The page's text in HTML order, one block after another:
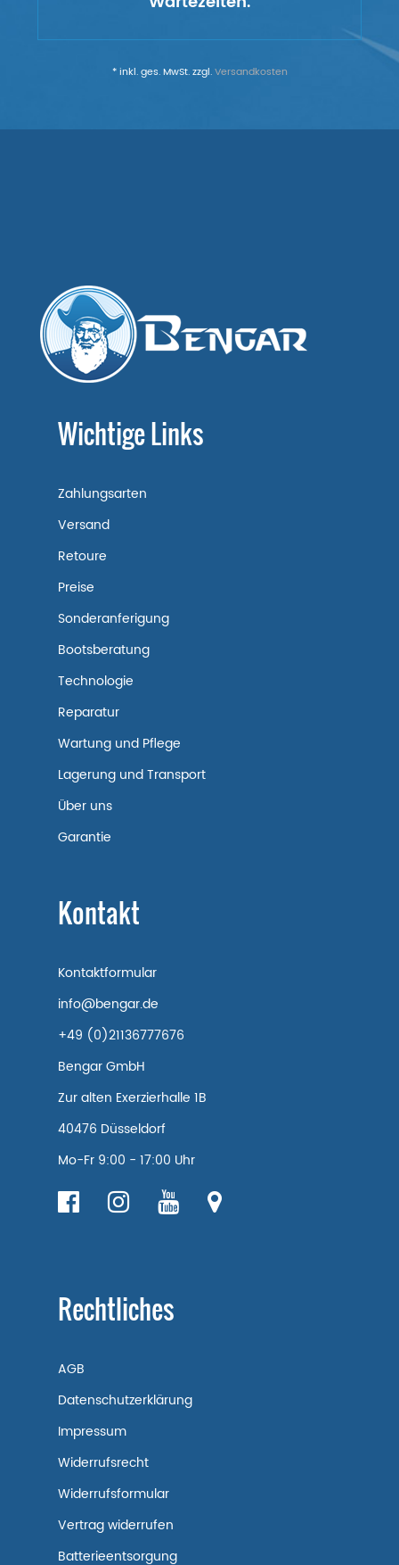
* inkl. ges. MwSt. zzgl.Versandkosten
Wichtige Links
Zahlungsarten
Versand
Retoure
Preise
Sonderanferigung
Bootsberatung
Technologie
Reparatur
Wartung und Pflege
Lagerung und Transport
Über uns
Garantie
Kontakt
Kontaktformular
info@bengar.de
+49 (0)21136777676
Bengar GmbH
Zur alten Exerzierhalle 1B
40476 Düsseldorf
Mo-Fr 9:00 - 17:00 Uhr
Rechtliches
AGB
Datenschutzerklärung
Impressum
Widerrufsrecht
Widerrufsformular
Vertrag widerrufen
Batterieentsorgung